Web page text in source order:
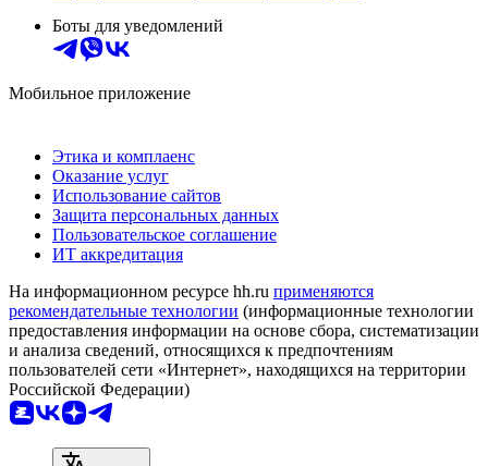
Боты для уведомлений
Мобильное приложение
Этика и комплаенс
Оказание услуг
Использование сайтов
Защита персональных данных
Пользовательское соглашение
ИТ аккредитация
На информационном ресурсе hh.ru применяются
рекомендательные технологии (информационные технологии
предоставления информации на основе сбора, систематизации
и анализа сведений, относящихся к предпочтениям
пользователей сети «Интернет», находящихся на территории
Российской Федерации)